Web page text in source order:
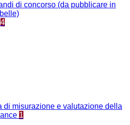
di concorso (da pubblicare in
4
di misurazione e valutazione della
1